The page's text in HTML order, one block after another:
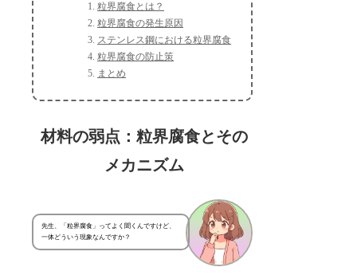
粒界腐食とは？
粒界腐食の発生原因
ステンレス鋼における粒界腐食
粒界腐食の防止策
まとめ
材料の弱点：粒界腐食とその
メカニズム
先生、「粒界腐食」ってよく聞くんですけど、
一体どういう現象なんですか？